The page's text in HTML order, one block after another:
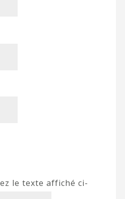
le texte affiché ci-